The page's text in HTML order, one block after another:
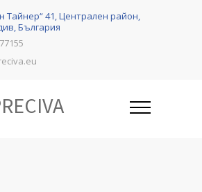
Тайнер“ 41, Централен район,
България